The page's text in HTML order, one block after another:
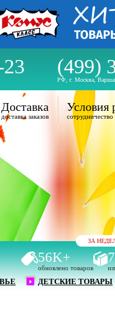
(499)
РФ, г. Москва,
ЗА
56K+
обновлено товаров
ДЕТСКИЕ ТОВАРЫ
Доставка
доставка заказов
Условия